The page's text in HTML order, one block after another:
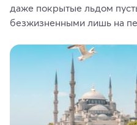
даже покрытые льдом
безжизненными лишь на
животные и маршруты,
ярких впечатлений от